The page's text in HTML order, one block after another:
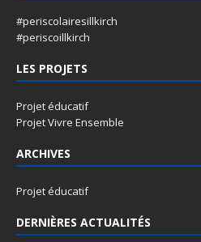
#periscolairesillkirch
#periscoillkirch
LES PROJETS
Projet éducatif
Projet Vivre Ensemble
ARCHIVES
Projet éducatif
DERNIÈRES ACTUALITÉS